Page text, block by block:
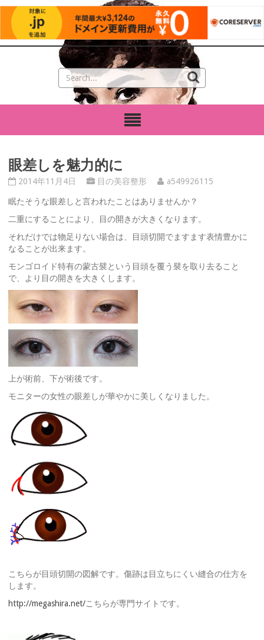
眼差しを魅力的に
2014年11月4日 目の美容整形 a549926115
眠たそうな眼差しと言われたことはありませんか？
二重にすることにより、目の開きが大きくなります。
それだけでは物足りない場合は、目頭切開でますます表情豊かに
なることが出来ます。
モンゴロイド特有の蒙古襞という目頭を覆う襞を取り去ること
で、より目の開きを大きくします。
上が術前、下が術後です。
モニターの女性の眼差しが華やかに美しくなりました。
こちらが目頭切開の図解です。傷跡は目立ちにくい縫合の仕方を
します。
http://megashira.net/こちらが専門サイトです。